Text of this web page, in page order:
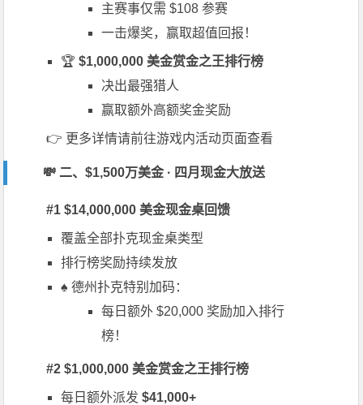
主赛事仅需 $108 参赛
一击爆奖，赢取超值回报！
🏆$1,000,000 美金赏金之王排行榜
决出最强猎人
赢取额外高额奖金奖励
👉 更多详情请前往游戏内活动页面查看
💸 二、$1,500万美金 · 四月现金大放送
#1 $14,000,000 美金现金桌回馈
覆盖全部扑克现金桌类型
排行榜奖励持续发放
♠️ 德州扑克特别加码：
每日额外 $20,000 奖励加入排行
榜！
#2 $1,000,000 美金赏金之王排行榜
每日额外派发$41,000+